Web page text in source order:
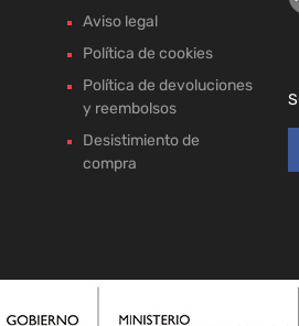
Aviso legal
Política de cookies
Política de devoluciones
y reembolsos
Desistimiento de
compra